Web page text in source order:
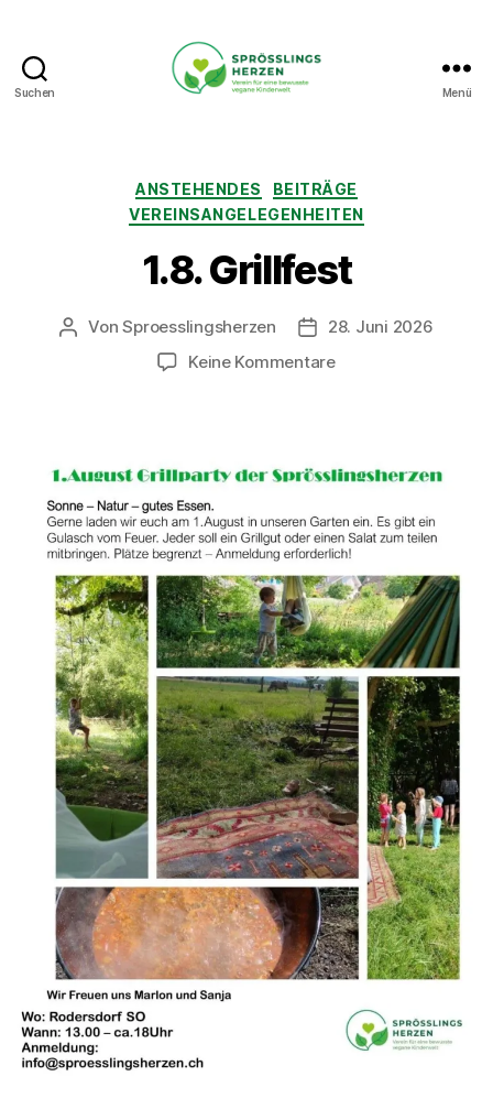
Suchen
für
eine
bewusste
vegane
Kinderwelt.
Menü
Kategorien
ANSTEHENDES
BEITRÄGE
VEREINSANGELEGENHEITEN
1.8. Grillfest
Beitragsautor
VonSproesslingsherzen
28. Juni 2026
Keine Kommentarezu